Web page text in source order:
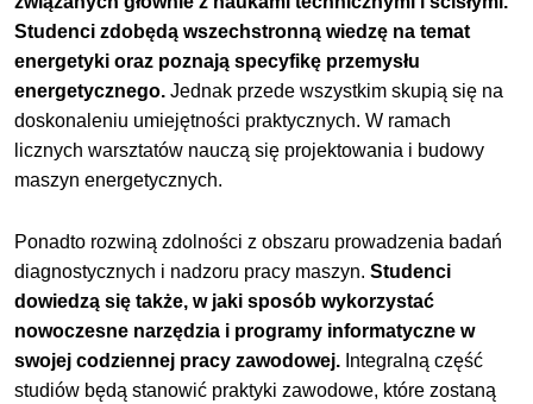
Studenci zdobędą wszechstronną wiedzę na temat
energetyki oraz poznają specyfikę przemysłu
energetycznego.Jednak przede wszystkim skupią się na
doskonaleniu umiejętności praktycznych. W ramach
licznych warsztatów nauczą się projektowania i budowy
maszyn energetycznych.
Ponadto rozwiną zdolności z obszaru prowadzenia badań
diagnostycznych i nadzoru pracy maszyn. Studenci
dowiedzą się także, w jaki sposób wykorzystać
nowoczesne narzędzia i programy informatyczne w
swojej codziennej pracy zawodowej. Integralną część
studiów będą stanowić praktyki zawodowe, które zostaną